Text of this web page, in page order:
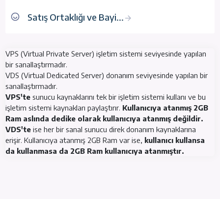
Satış Ortaklığı ve Bayi...
VPS (Virtual Private Server) işletim sistemi seviyesinde yapılan
bir sanallaştırmadır.
VDS (Virtual Dedicated Server) donanım seviyesinde yapılan bir
sanallaştırmadır.
VPS'te sunucu kaynaklarını tek bir işletim sistemi kullanı ve bu
işletim sistemi kaynakları paylaştırır. Kullanıcıya atanmış 2GB
Ram aslında dedike olarak kullanıcıya atanmış değildir.
VDS'te ise her bir sanal sunucu direk donanım kaynaklarına
erişir. Kullanıcıya atanmış 2GB Ram var ise, kullanıcı kullansa
da kullanmasa da 2GB Ram kullanıcıya atanmıştır.